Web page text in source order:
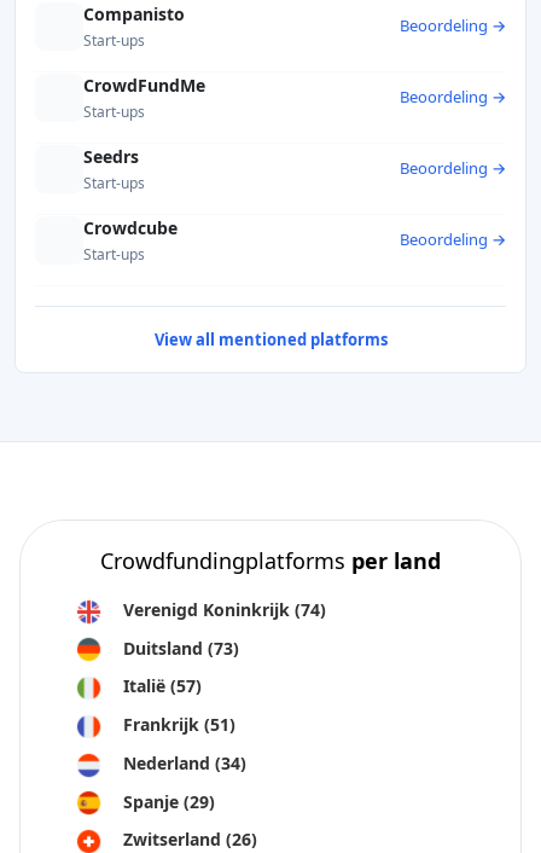
Wat is een KIIS en moet ik dit lezen?
Vallen Europese investeringen in start-ups onder de
depositobescherming?
Hoe kies ik de beste Europese start-up om in te
investeren?
Companisto
Start-ups
Beoordeling →
CrowdFundMe
Start-ups
Beoordeling →
Seedrs
Start-ups
Beoordeling →
Crowdcube
Start-ups
Beoordeling →
View all mentioned platforms
Crowdfundingplatforms per land
Verenigd Koninkrijk (74)
Duitsland (73)
Italië (57)
Frankrijk (51)
Nederland (34)
Spanje (29)
Zwitserland (26)